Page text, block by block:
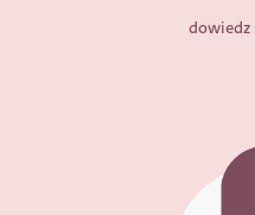
dowiedz